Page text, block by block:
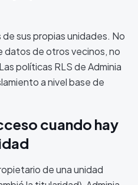
sus propias unidades. No
datos de otros vecinos, no
políticas RLS de Adminia
a nivel base de
cuando hay
de una unidad